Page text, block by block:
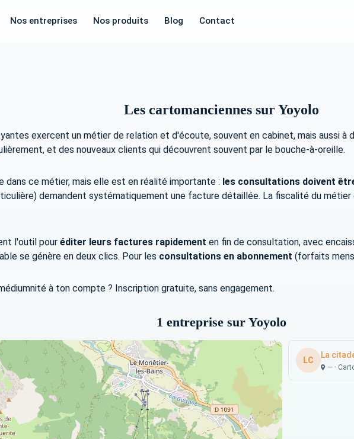
Nos entreprises Nos produits Blog Contact
Les cartomanciennes sur Yoyolo
exercent un métier de relation et d'écoute, souvent en cabinet, mais aussi
et des nouveaux clients qui découvrent souvent par le bouche-à-oreille.
dans ce métier, mais elle est en réalité importante : les consultations doivent
demandent systématiquement une facture détaillée. La fiscalité du
l'outil pour éditer leurs factures rapidement en fin de consultation, avec
se génère en deux clics. Pour les consultations en abonnement (forfaits
à ton compte ? Inscription gratuite, sans engagement.
1 entreprise sur Yoyolo
LC
La
— ·